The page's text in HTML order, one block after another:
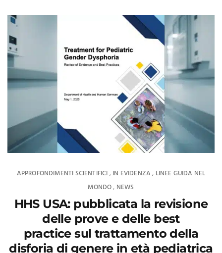
APPROFONDIMENTI SCIENTIFICI , IN EVIDENZA , LINEE GUIDA NEL
MONDO, NEWS
HHS USA: pubblicata la revisione
delle prove e delle best
practice sul trattamento della
disforia di genere in età pediatrica